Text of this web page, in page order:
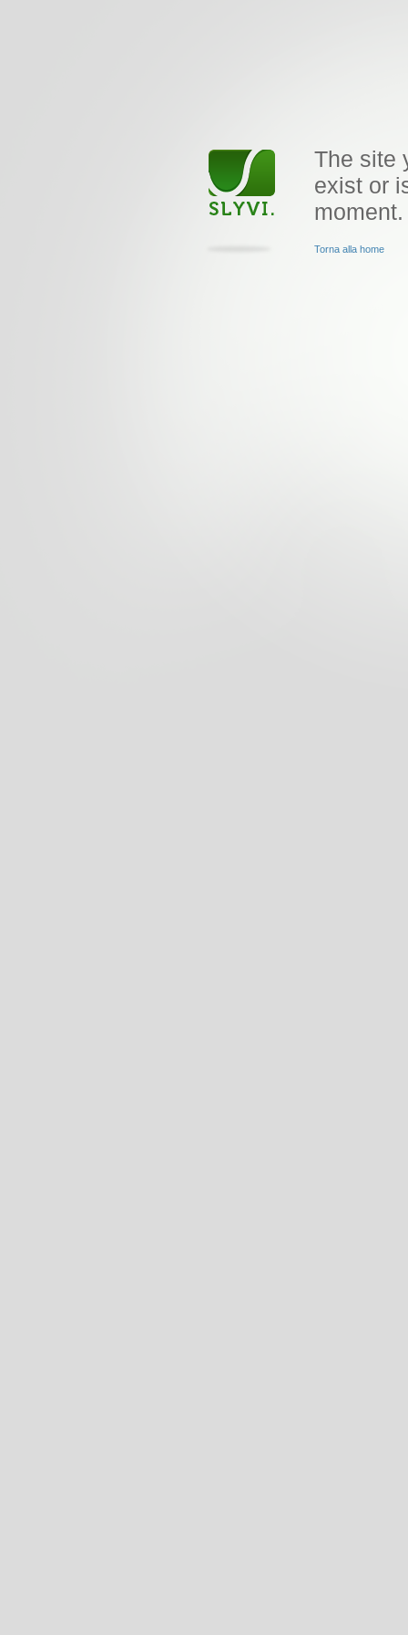
The site
exist or
moment.
Torna alla home